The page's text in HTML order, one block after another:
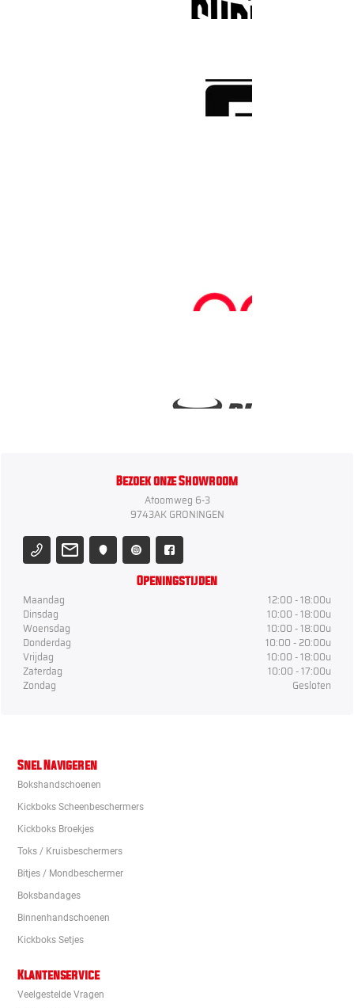
Bezoek onze Showroom
Atoomweg 6-3
9743AK GRONINGEN
Openingstijden
Maandag
12:00 - 18:00u
Dinsdag
10:00 - 18:00u
Woensdag
10:00 - 18:00u
Donderdag
10:00 - 20:00u
Vrijdag
10:00 - 18:00u
Zaterdag
10:00 - 17:00u
Zondag
Gesloten
Snel Navigeren
Bokshandschoenen
Kickboks Scheenbeschermers
Kickboks Broekjes
Toks / Kruisbeschermers
Bitjes / Mondbeschermer
Boksbandages
Binnenhandschoenen
Kickboks Setjes
Klantenservice
Veelgestelde Vragen